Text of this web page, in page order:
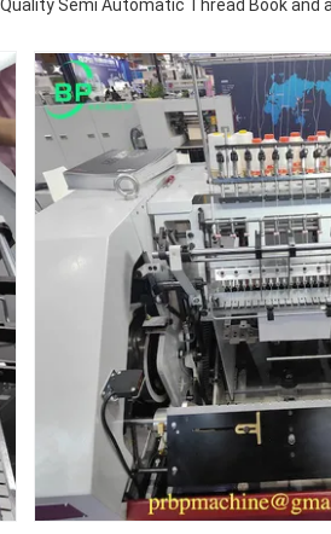
Semi Automatic Thread Book and